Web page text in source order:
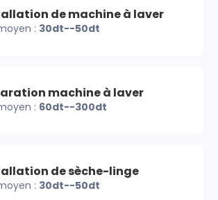
de machine à laver
: 30dt--50dt
machine à laver
: 60dt--300dt
de sèche-linge
: 30dt--50dt